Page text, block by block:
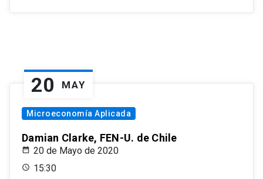
20 MAY
Microeconomía Aplicada
Damian Clarke, FEN-U. de Chile
20 de Mayo de 2020
15:30